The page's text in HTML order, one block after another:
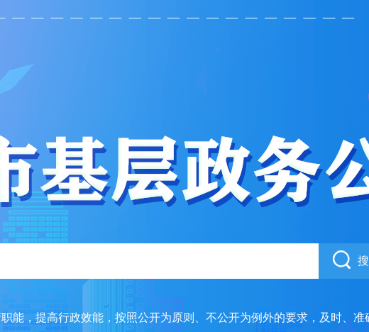
能，提高行政效能，按照公开为原则、不公开为例外的要求，及时、